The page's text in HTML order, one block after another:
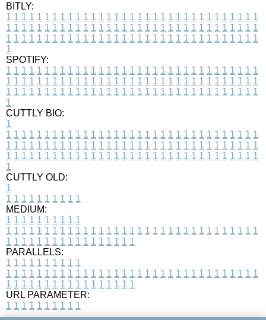
BITLY:
1 1 1 1 1 1 1 1 1 1 1 1 1 1 1 1 1 1 1 1 1 1 1 1 1 1 1 1 1 1 1 1 1
1 1 1 1 1 1 1 1 1 1 1 1 1 1 1 1 1 1 1 1 1 1 1 1 1 1 1 1 1 1 1 1 1
1 1 1 1 1 1 1 1 1 1 1 1 1 1 1 1 1 1 1 1 1 1 1 1 1 1 1 1 1 1 1 1 1
1
SPOTIFY:
1 1 1 1 1 1 1 1 1 1 1 1 1 1 1 1 1 1 1 1 1 1 1 1 1 1 1 1 1 1 1 1 1
1 1 1 1 1 1 1 1 1 1 1 1 1 1 1 1 1 1 1 1 1 1 1 1 1 1 1 1 1 1 1 1 1
1 1 1 1 1 1 1 1 1 1 1 1 1 1 1 1 1 1 1 1 1 1 1 1 1 1 1 1 1 1 1 1 1
1
CUTTLY BIO:
1
1 1 1 1 1 1 1 1 1 1 1 1 1 1 1 1 1 1 1 1 1 1 1 1 1 1 1 1 1 1 1 1 1
1 1 1 1 1 1 1 1 1 1 1 1 1 1 1 1 1 1 1 1 1 1 1 1 1 1 1 1 1 1 1 1 1
1 1 1 1 1 1 1 1 1 1 1 1 1 1 1 1 1 1 1 1 1 1 1 1 1 1 1 1 1 1 1 1 1
1
CUTTLY OLD:
1
1 1 1 1 1 1 1 1 1 1
MEDIUM:
1 1 1 1 1 1 1 1 1 1
1 1 1 1 1 1 1 1 1 1 1 1 1 1 1 1 1 1 1 1 1 1 1 1 1 1 1 1 1 1 1 1 1
1 1 1 1 1 1 1 1 1 1 1 1 1 1 1 1 1
PARALLELS:
1 1 1 1 1 1 1 1 1 1
1 1 1 1 1 1 1 1 1 1 1 1 1 1 1 1 1 1 1 1 1 1 1 1 1 1 1 1 1 1 1 1 1
1 1 1 1 1 1 1 1 1 1 1 1 1 1 1 1 1
URL PARAMETER:
1 1 1 1 1 1 1 1 1 1